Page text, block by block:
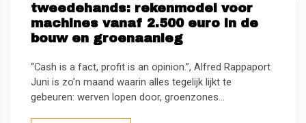
tweedehands: rekenmodel voor
machines vanaf 2.500 euro in de
bouw en groenaanleg
“Cash is a fact, profit is an opinion.”, Alfred Rappaport
Juni is zo’n maand waarin alles tegelijk lijkt te
gebeuren: werven lopen door, groenzones...